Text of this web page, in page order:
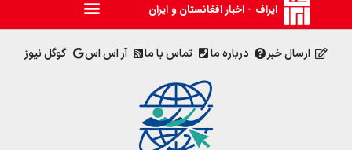
ایراف - اخبار افغانستان و ایران
ارسال خبر درباره ما تماس با ما آر اس اس گوگل نیوز